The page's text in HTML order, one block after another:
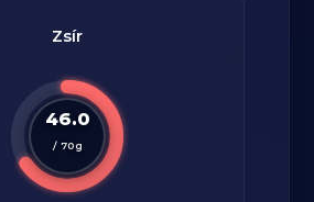
Zsír
46.0
/ 70g